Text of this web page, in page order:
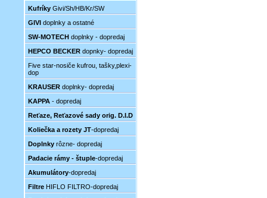
Kufríky Givi/Sh/HB/Kr/SW
GIVI doplnky a ostatné
SW-MOTECH doplnky - dopredaj
HEPCO BECKER dopnky- dopredaj
Five star-nosiče kufrou, tašky,plexi-
dop
KRAUSER doplnky- dopredaj
KAPPA - dopredaj
Reťaze, Reťazové sady orig. D.I.D
Koliečka a rozety JT-dopredaj
Doplnky rôzne- dopredaj
Padacie rámy - štuple-dopredaj
Akumulátory-dopredaj
Filtre HIFLO FILTRO-dopredaj